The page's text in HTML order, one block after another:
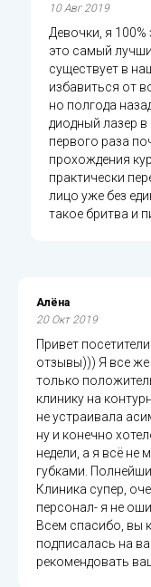
10 Авг 2019
Девочки, я
это самый
существует в
избавиться от
но полгода
диодный лазер
первого раза
прохождения
практически
лицо уже без
такое бритва и
Алёна
20 Окт 2019
Привет
отзывы))) Я все
только
клинику на
не устраивала
ну и конечно
недели, а я всё
губками.
Клиника супер,
персонал- я не
Всем спасибо, вы
подписалась на
рекомендовать